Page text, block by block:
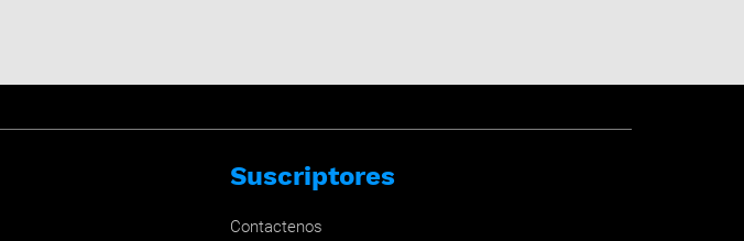
Suscriptores
Contactenos